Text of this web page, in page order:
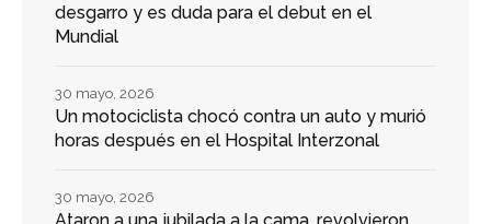
desgarro y es duda para el debut en el
Mundial
Un motociclista chocó contra un auto y murió
horas después en el Hospital Interzonal
30 mayo, 2026
30 mayo, 2026